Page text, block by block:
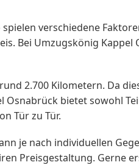
verschiedene
Bei Umzugskönig
2.700 Kilometern. Da
bietet sowohl
Tür zu Tür.
je nach individuellen
Preisgestaltung. Gerne